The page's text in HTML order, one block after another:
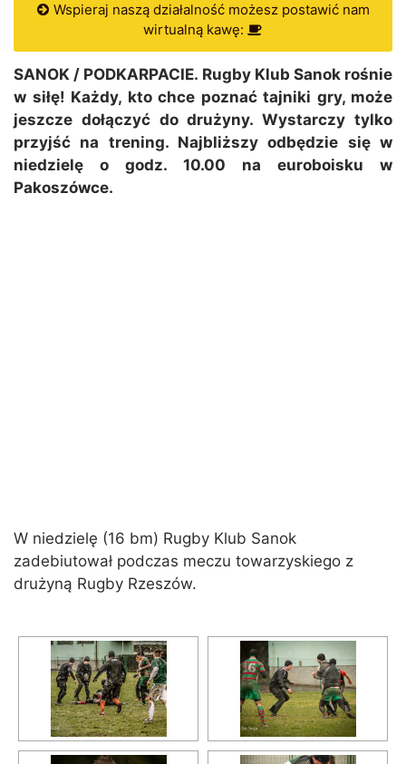
Wspieraj naszą działalność możesz postawić nam
wirtualną kawę:
SANOK / PODKARPACIE. Rugby Klub Sanok rośnie
w siłę! Każdy, kto chce poznać tajniki gry, może
jeszcze dołączyć do drużyny. Wystarczy tylko
przyjść na trening. Najbliższy odbędzie się w
niedzielę o godz. 10.00 na euroboisku w
Pakoszówce.
W niedzielę (16 bm) Rugby Klub Sanok
zadebiutował podczas meczu towarzyskiego z
drużyną Rugby Rzeszów.